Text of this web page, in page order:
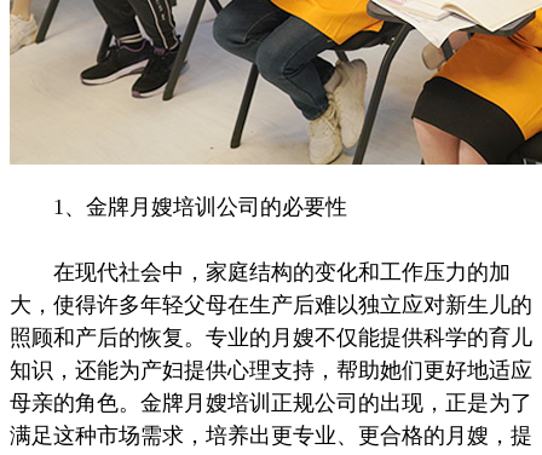
1、金牌月嫂培训公司的必要性
在现代社会中，家庭结构的变化和工作压力的加
大，使得许多年轻父母在生产后难以独立应对新生儿的
照顾和产后的恢复。专业的月嫂不仅能提供科学的育儿
知识，还能为产妇提供心理支持，帮助她们更好地适应
母亲的角色。金牌月嫂培训正规公司的出现，正是为了
满足这种市场需求，培养出更专业、更合格的月嫂，提